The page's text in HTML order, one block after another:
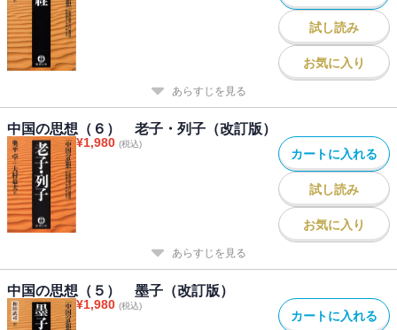
試し読み
お気に入り
あらすじを見る
中国の思想（６） 老子・列子（改訂版）
¥1,980 (税込)
カートに入れる
試し読み
お気に入り
あらすじを見る
中国の思想（５） 墨子（改訂版）
¥1,980 (税込)
カートに入れる